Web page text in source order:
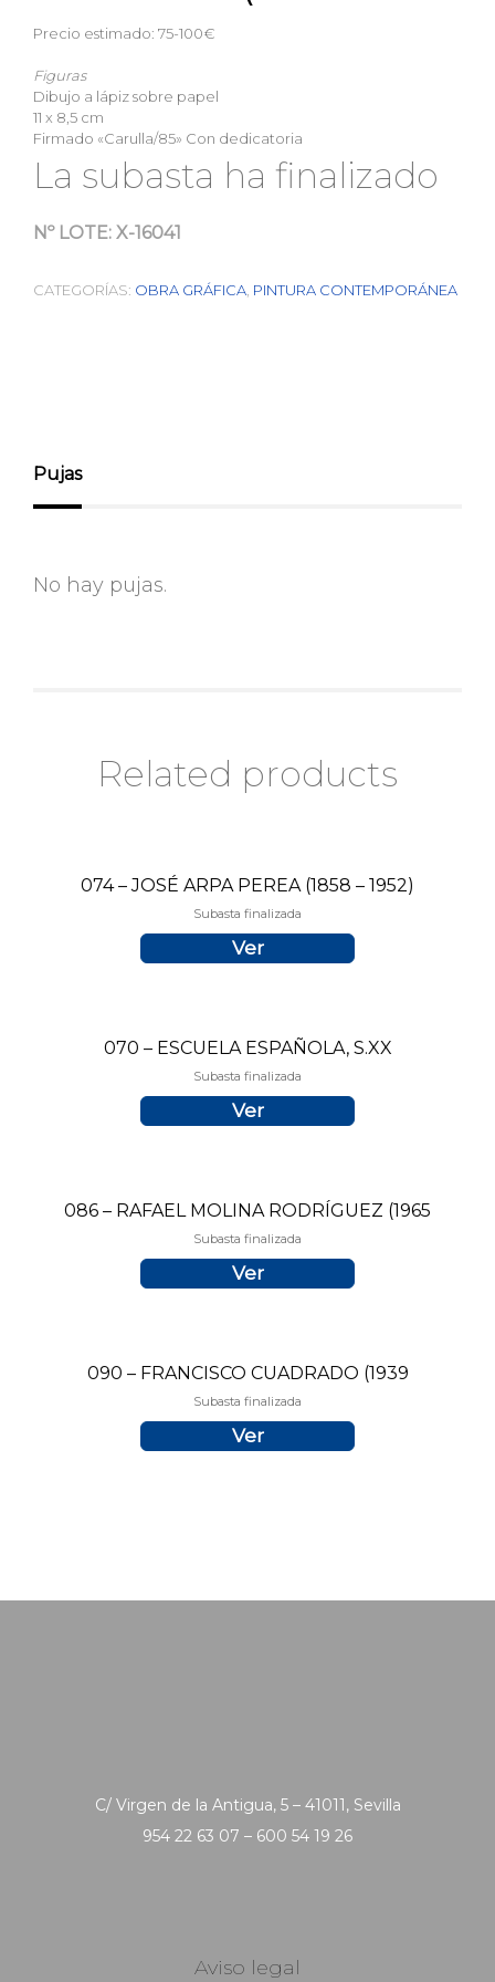
Precio estimado: 75-100€
Figuras
Dibujo a lápiz sobre papel
11 x 8,5 cm
Firmado «Carulla/85» Con dedicatoria
La subasta ha finalizado
Nº LOTE: X-16041
CATEGORÍAS: OBRA GRÁFICA, PINTURA CONTEMPORÁNEA
Pujas
No hay pujas.
Related products
074 – JOSÉ ARPA PEREA (1858 – 1952)
Subasta finalizada
Ver
070 – ESCUELA ESPAÑOLA, S.XX
Subasta finalizada
Ver
086 – RAFAEL MOLINA RODRÍGUEZ (1965
Subasta finalizada
Ver
090 – FRANCISCO CUADRADO (1939
Subasta finalizada
Ver
C/ Virgen de la Antigua, 5 – 41011, Sevilla
954 22 63 07 – 600 54 19 26
Aviso legal